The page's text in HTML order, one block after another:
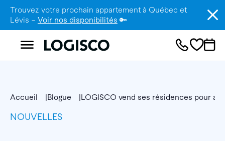
Trouvez votre prochain appartement à Québec et
Lévis – Voir nos disponibilités 🔑
Accueil Blogue LOGISCO vend ses résidences pour
NOUVELLES